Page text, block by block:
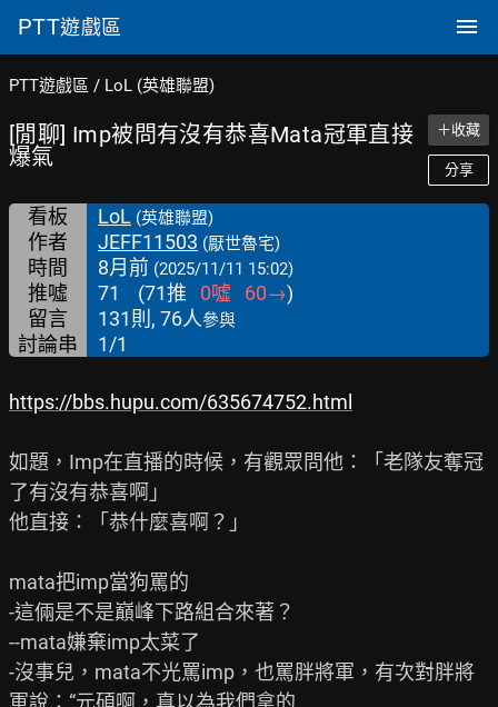
PTT遊戲區
PTT遊戲區 / LoL (英雄聯盟)
[閒聊] Imp被問有沒有恭喜Mata冠軍直接
爆氣
＋收藏
分享
看板 LoL (英雄聯盟)
作者 JEFF11503 (厭世魯宅)
時間 8月前 (2025/11/11 15:02)
推噓 71 (71推 0噓 60→)
留言
131則, 76人參與
討論串 1/1
https://bbs.hupu.com/635674752.html
如題，Imp在直播的時候，有觀眾問他：「老隊友奪冠
了有沒有恭喜啊」
他直接：「恭什麼喜啊？」
mata把imp當狗罵的
-這倆是不是巔峰下路組合來著？
--mata嫌棄imp太菜了
-沒事兒，mata不光罵imp，也罵胖將軍，有次對胖將
軍說：“元碩啊，真以為我們拿的